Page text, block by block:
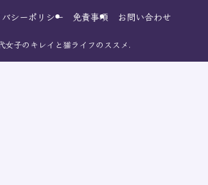
シーポリシー 免責事項 お問い合わせ
女子のキレイと猫ライフのススメ.